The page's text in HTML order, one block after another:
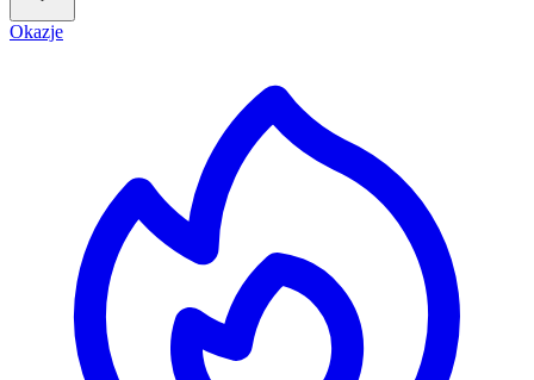
Okazje